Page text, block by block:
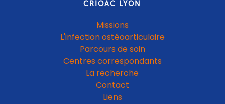
CRIOAC LYON
Missions
L'infection ostéoarticulaire
Parcours de soin
Centres correspondants
La recherche
Contact
Liens